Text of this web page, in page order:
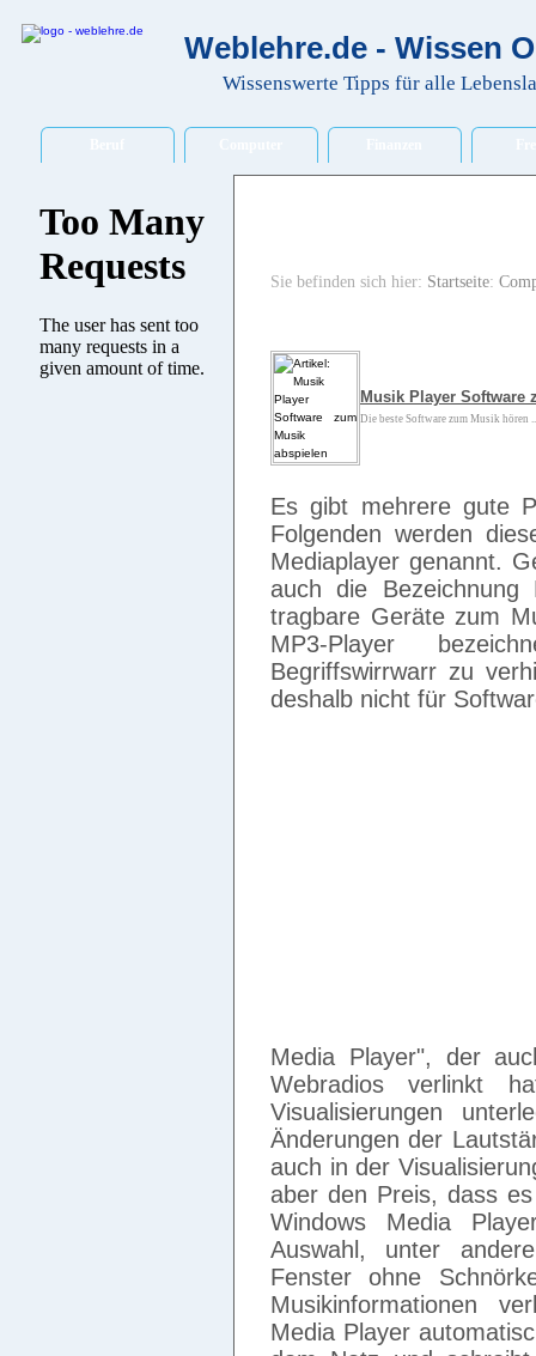
Weblehre.de - Wissen
Wissenswerte Tipps für alle
Sie befinden sich hier: Startseite:
Musik Player Software
Die beste Software zum Musik hören
Es gibt mehrere gute
Folgenden werden
Mediaplayer genannt.
auch die Bezeichnung
tragbare Geräte zum
MP3-Player
Begriffswirrwarr zu
deshalb nicht für
Media Player", der
Webradios verlinkt
Visualisierungen
Änderungen der
auch in der
aber den Preis, dass
Windows Media
Auswahl, unter
Fenster ohne
Musikinformationen
Media Player